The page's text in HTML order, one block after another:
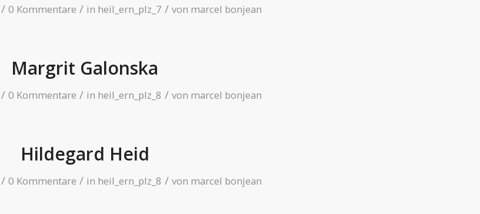
/ 0 Kommentare / in heil_ern_plz_7 / von marcel bonjean
Margrit Galonska
/ 0 Kommentare / in heil_ern_plz_8 / von marcel bonjean
Hildegard Heid
/ 0 Kommentare / in heil_ern_plz_8 / von marcel bonjean